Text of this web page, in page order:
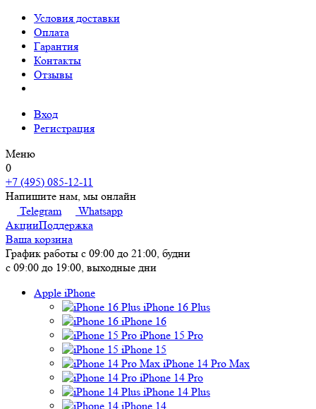
Условия доставки
Оплата
Гарантия
Контакты
Отзывы
Вход
Регистрация
Меню
0
+7 (495) 085-12-11
Напишите нам, мы онлайн
Telegram
Whatsapp
АкцииПоддержка
Ваша корзина
График работы с 09:00 до 21:00, будни
с 09:00 до 19:00, выходные дни
Apple iPhone
iPhone 16 Plus
iPhone 16
iPhone 15 Pro
iPhone 15
iPhone 14 Pro Max
iPhone 14 Pro
iPhone 14 Plus
iPhone 14